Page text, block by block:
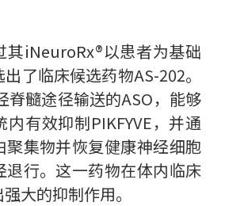
其iNeuroRx®以患者为基础
了临床候选药物AS-202。
脊髓途径输送的ASO，能够
有效抑制PIKFYVE，并通
聚集物并恢复健康神经细胞
退行。这一药物在体内临床
大的抑制作用。